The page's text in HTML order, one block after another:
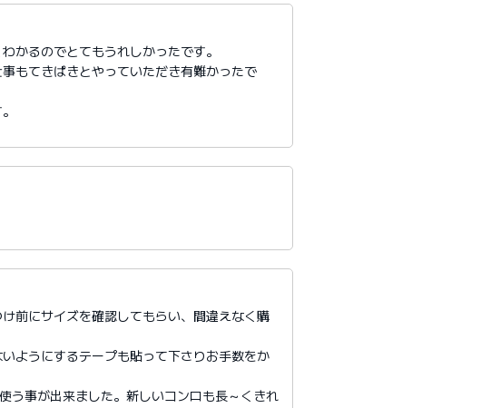
かるのでとてもうれしかったです。
もてきぱきとやっていただき有難かったで
前にサイズを確認してもらい、間違えなく購
ようにするテープも貼って下さりお手数をか
う事が出来ました。新しいコンロも長～くきれ